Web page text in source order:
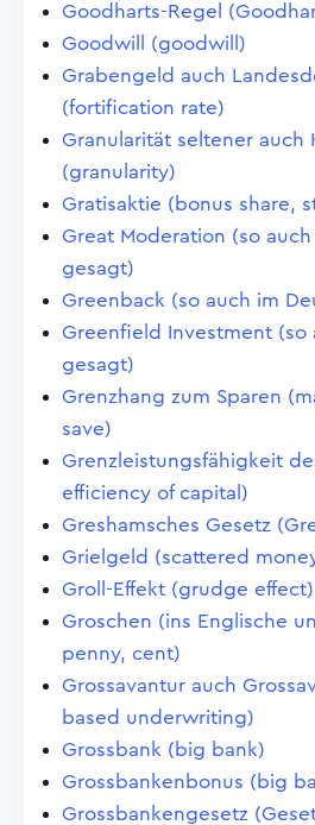
Goodharts-Regel
Goodwill (goodwill)
Grabengeld auch
(fortification rate)
Granularität seltener auch
(granularity)
Gratisaktie (bonus share,
Great Moderation (so
gesagt)
Greenback (so auch im
Greenfield Investment (so
gesagt)
Grenzhang zum Sparen
save)
Grenzleistungsfähigkeit
efficiency of capital)
Greshamsches Gesetz
Grielgeld (scattered
Groll-Effekt (grudge effect)
Groschen (ins Englische
penny, cent)
Grossavantur auch
based underwriting)
Grossbank (big bank)
Grossbankenbonus (big
Grossbankengesetz